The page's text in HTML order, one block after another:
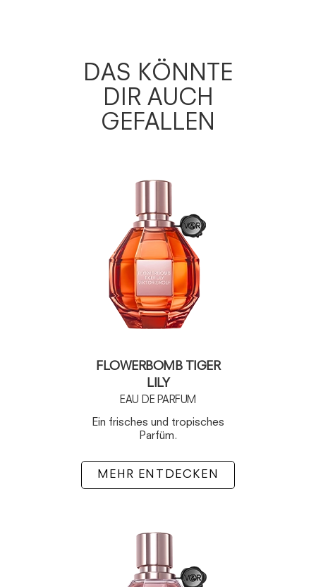
DAS KÖNNTE
DIR AUCH
GEFALLEN
FLOWERBOMB TIGER
LILY
EAU DE PARFUM
Ein frisches und tropisches
Parfüm.
MEHR ENTDECKEN